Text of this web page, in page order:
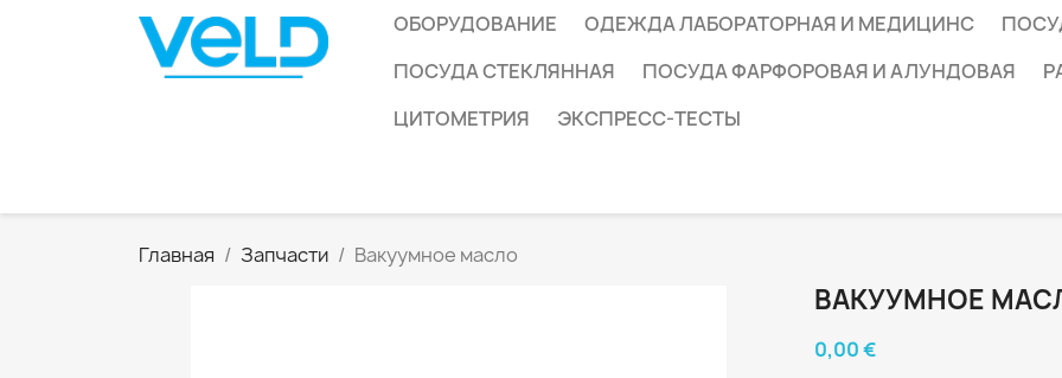
ОБОРУДОВАНИЕ
ОДЕЖДА ЛАБОРАТОРНАЯ И МЕДИЦИНС
ПОСУДА СТЕКЛЯННАЯ
ПОСУДА ФАРФОРОВАЯ И АЛУНДОВАЯ
ЦИТОМЕТРИЯ
ЭКСПРЕСС-ТЕСТЫ
Главная Запчасти Вакуумное масло
ВАКУУМНОЕ
0,00 €